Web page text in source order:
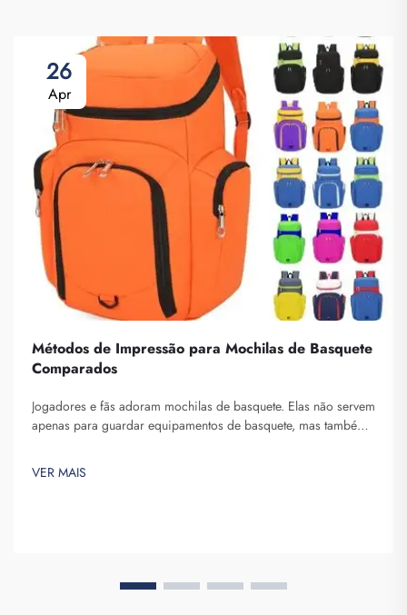
26
Apr
Métodos de Impressão para Mochilas de Basquete
Comparados
Jogadores e fãs adoram mochilas de basquete. Elas não servem
apenas para guardar equipamentos de basquete, mas também
Fuzhou Saipulang Trading, entendemos a necessidade de uma
mochila bonita e durável. Principais...
VER MAIS